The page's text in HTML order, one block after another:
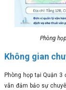
Phòng
Không gian
Phòng họp tại Quận
vẫn đảm bảo sự